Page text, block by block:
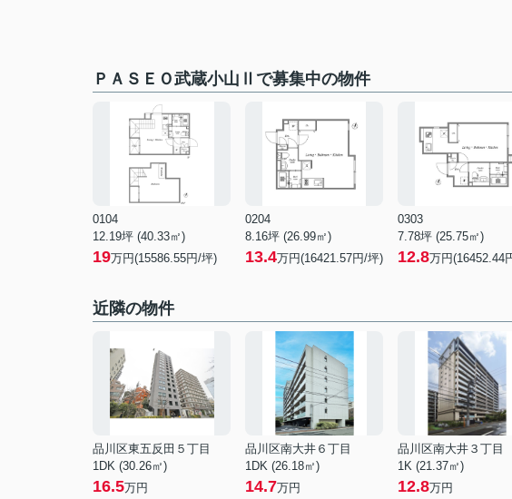
ＰＡＳＥＯ武蔵小山Ⅱで募集中の物件
0104
12.19坪 (40.33㎡)
19万円(15586.55円/坪)
0204
8.16坪 (26.99㎡)
13.4万円(16421.57円/坪)
0303
7.78坪 (25.75㎡)
12.8万円(16452.44
近隣の物件
品川区東五反田５丁目
1DK (30.26㎡)
16.5万円
品川区南大井６丁目
1DK (26.18㎡)
14.7万円
品川区南大井３丁目
1K (21.37㎡)
12.8万円